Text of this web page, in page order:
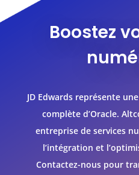
Boostez
JD Edwards représente
complète d’Oracle.
entreprise de services
l’intégration et
Contactez-nous pour